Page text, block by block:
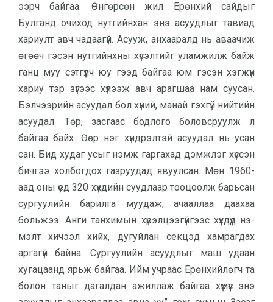
ээрч байгаа. Өнгөр­сөн жил Ерөнхий сайдыг
Булганд очиход нутгийнхан энэ асуудлыг тавиад
хариулт авч чадаагүй. Асууж, анхаа­ралд нь аваачиж
өгөөч гэсэн нутгийнхны хүсэлтийг улам­жилж байж
ганц муу сэтгүүлч юу гээд байгаа юм гэсэн хэг­жүүн
хариу тэр зүгээс хүлээж авч арагшаа нам суусан.
Бэлчээрийн асуудал бол хүний, манай гэхгүй нийтийн
асуудал. Төр, засгаас бод­лого боловсруулж л
байгаа байх. Өөр нэг хүндрэлтэй асуу­дал нь усан
сан. Бид ху­даг усыг нэмж гаргахад дэмж­лэг хүссэн
бичгээ холбогдох газруудад явуулсан. Мөн 1960-
аад оны үед 320 хүүх­дийн суудлаар тооцоолж барьсан
сургуулийн барилга муудаж, ачааллаа даахаа
больжээ. Анги танхимын хү­рэлцээгүйгээс хүүхдүүд нэ­
мэлт хичээл хийх, дугуйлан секцэд хамрагдах
аргагүй байна. Сургуулийн асуудлыг маш удаан
хугацаанд ярьж байгаа. Ийм учраас Ерөнхий­лөгч та
болон таныг дагалдан ажиллаж байгаа хүмүүс энэ